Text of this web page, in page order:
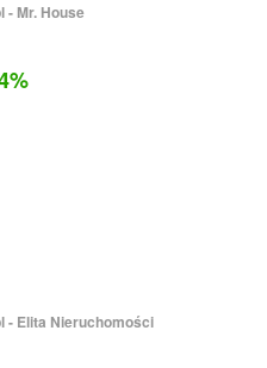
- Mr. House
- Elita Nieruchomości